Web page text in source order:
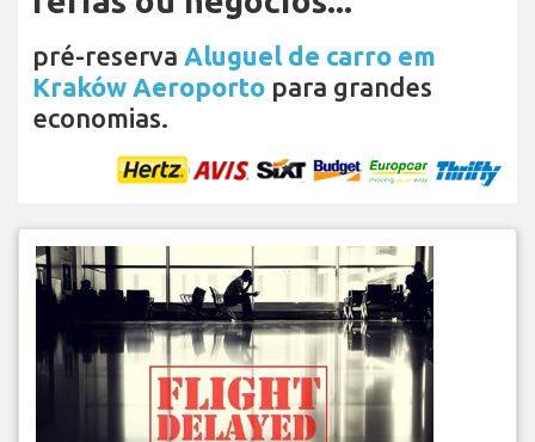
pré-reserva Aluguel de carro em
Kraków Aeroporto para grandes
economias.